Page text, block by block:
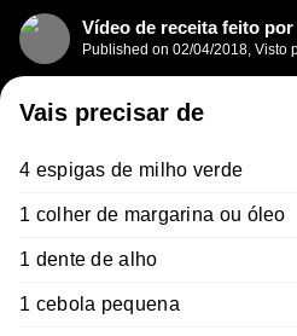
Vídeo de receita feito por
Published on 02/04/2018 Visto
Vais precisar de
4 espigas de milho verde
1 colher de margarina ou óleo
1 dente de alho
1 cebola pequena